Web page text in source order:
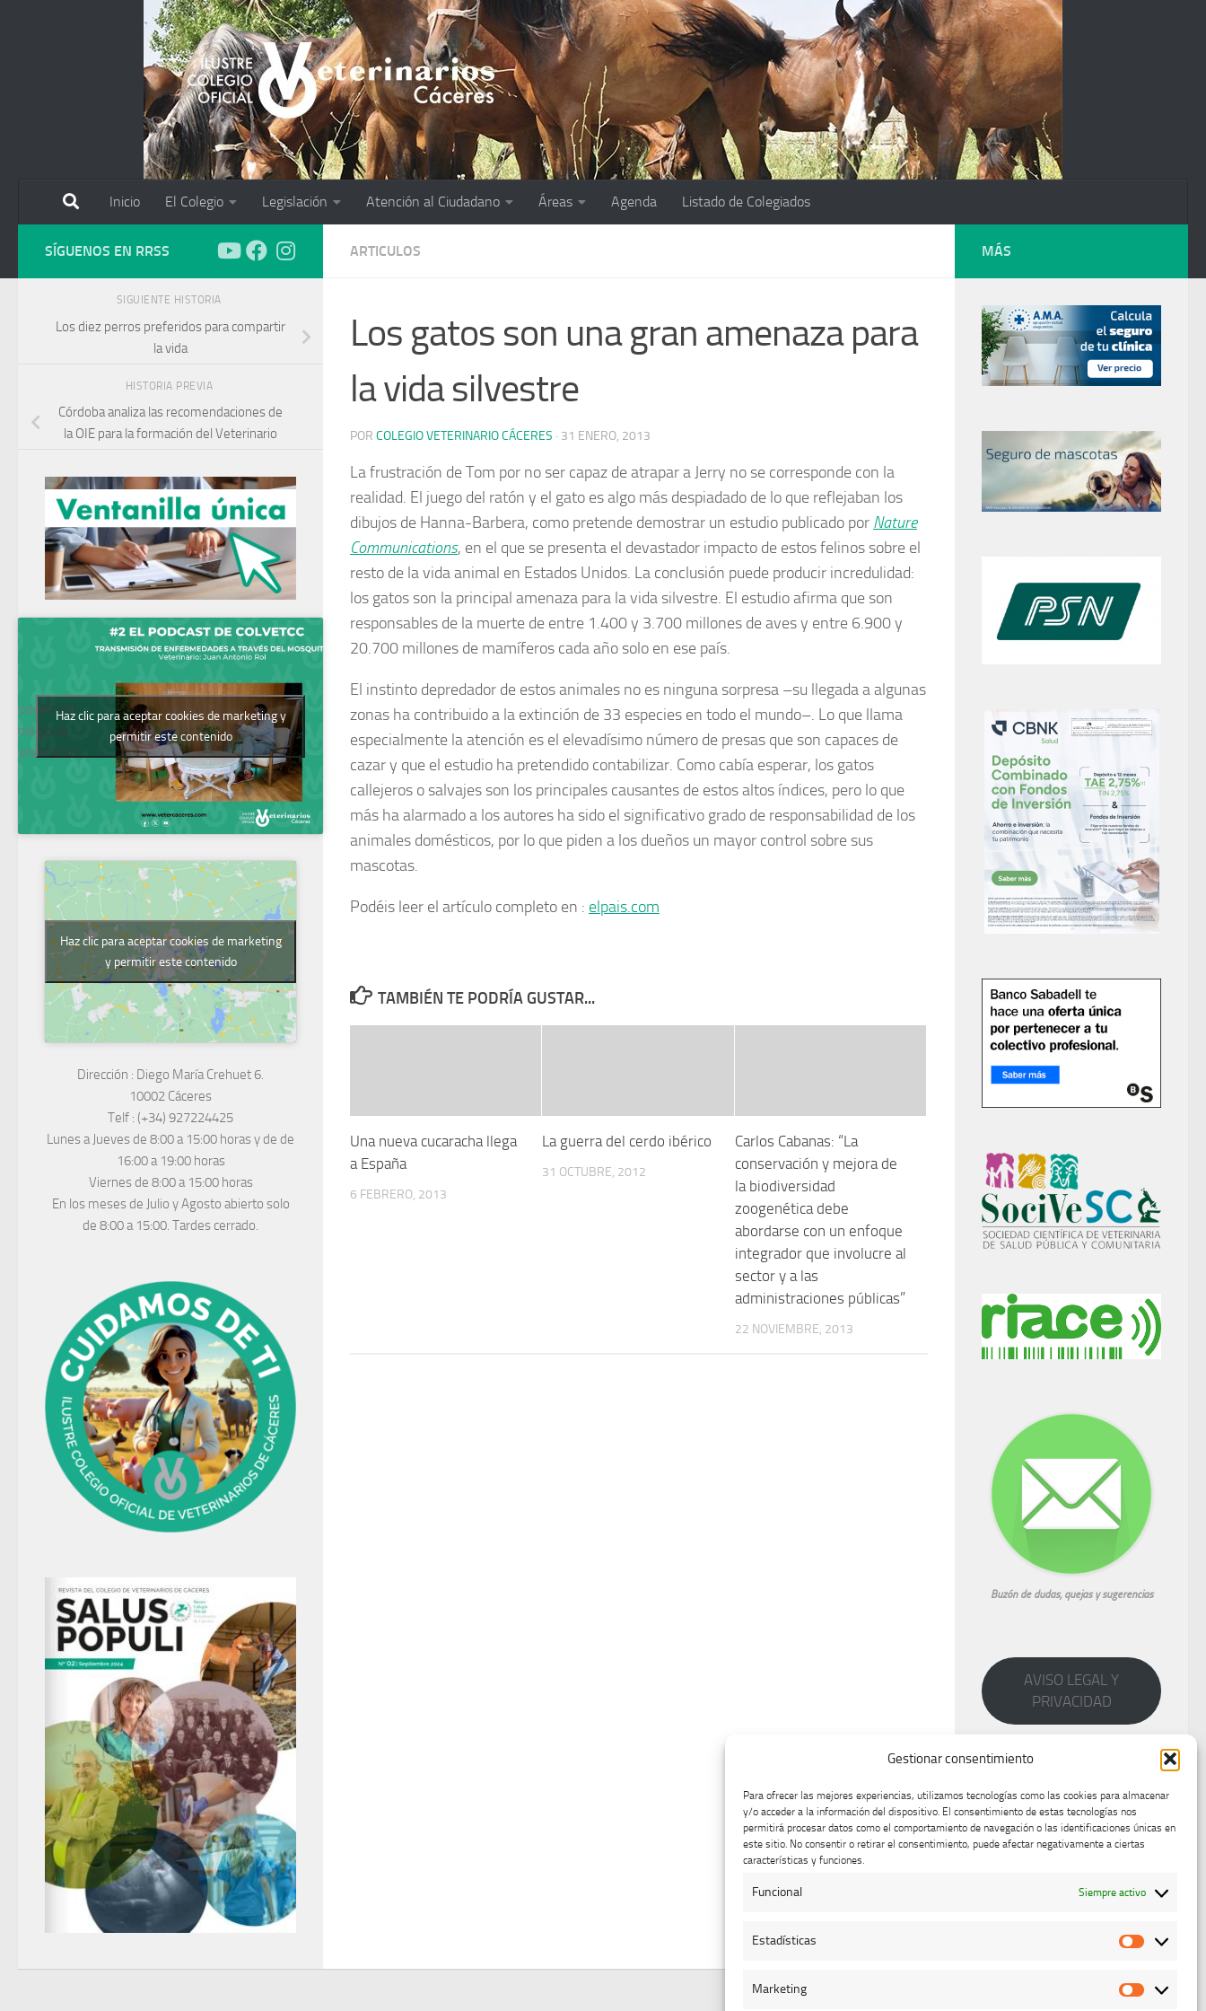
Gestionar consentimiento
Para ofrecer las mejores experiencias, utilizamos tecnologías como las cookies para almacenar
y/o acceder a la información del dispositivo. El consentimiento de estas tecnologías nos
permitirá procesar datos como el comportamiento de navegación o las identificaciones únicas en
este sitio. No consentir o retirar el consentimiento, puede afectar negativamente a ciertas
características y funciones.
Funcional Siempre activo
Estadísticas
Marketing
Marketing
Inicio El Colegio Legislación Atención al Ciudadano Áreas Agenda Listado de Colegiados
ARTICULOS
Los gatos son una gran amenaza para
la vida silvestre
POR COLEGIO VETERINARIO CÁCERES · 31 ENERO, 2013
La frustración de Tom por no ser capaz de atrapar a Jerry no se corresponde con la
realidad. El juego del ratón y el gato es algo más despiadado de lo que reflejaban los
dibujos de Hanna-Barbera, como pretende demostrar un estudio publicado por Nature
Communications, en el que se presenta el devastador impacto de estos felinos sobre el
resto de la vida animal en Estados Unidos. La conclusión puede producir incredulidad:
los gatos son la principal amenaza para la vida silvestre. El estudio afirma que son
responsables de la muerte de entre 1.400 y 3.700 millones de aves y entre 6.900 y
20.700 millones de mamíferos cada año solo en ese país.
El instinto depredador de estos animales no es ninguna sorpresa –su llegada a algunas
zonas ha contribuido a la extinción de 33 especies en todo el mundo–. Lo que llama
especialmente la atención es el elevadísimo número de presas que son capaces de
cazar y que el estudio ha pretendido contabilizar. Como cabía esperar, los gatos
callejeros o salvajes son los principales causantes de estos altos índices, pero lo que
más ha alarmado a los autores ha sido el significativo grado de responsabilidad de los
animales domésticos, por lo que piden a los dueños un mayor control sobre sus
mascotas.
Podéis leer el artículo completo en : elpais.com
TAMBIÉN TE PODRÍA GUSTAR...
Una nueva cucaracha llega
a España
6 FEBRERO, 2013
La guerra del cerdo ibérico
31 OCTUBRE, 2012
Carlos Cabanas: “La
conservación y mejora de
la biodiversidad
zoogenética debe
abordarse con un enfoque
integrador que involucre al
sector y a las
administraciones públicas”
22 NOVIEMBRE, 2013
SÍGUENOS EN RRSS
SIGUIENTE HISTORIA
Los diez perros preferidos para compartir
la vida
HISTORIA PREVIA
Córdoba analiza las recomendaciones de
la OIE para la formación del Veterinario
Podcast del
Colegio de
Veterinarios
Haz clic para aceptar cookies de marketing y
permitir este contenido
Haz clic para aceptar cookies de marketing
y permitir este contenido
Dirección : Diego María Crehuet 6.
10002 Cáceres
Telf : (+34) 927224425
Lunes a Jueves de 8:00 a 15:00 horas y de de
16:00 a 19:00 horas
Viernes de 8:00 a 15:00 horas
En los meses de Julio y Agosto abierto solo
de 8:00 a 15:00. Tardes cerrado.
MÁS
Buzón de dudas, quejas y sugerencias
AVISO LEGAL Y
PRIVACIDAD